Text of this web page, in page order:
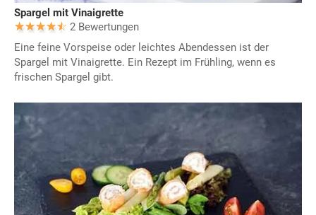
Spargel mit Vinaigrette
2 Bewertungen
Eine feine Vorspeise oder leichtes Abendessen ist der
Spargel mit Vinaigrette. Ein Rezept im Frühling, wenn es
frischen Spargel gibt.